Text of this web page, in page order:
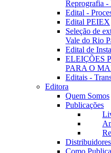
Reprografia -
Edital -
Edital PEIEX
Seleção de
Vale do Rio
Edital de
ELEIÇÕES
PARA O
Editais -
Editora
Quem Somos
Publicações
Distribuidores